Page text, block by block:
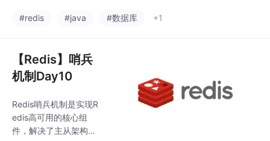
提升系统稳定性，特别
据冗余备份和读写分离
阶段：连接建立、数据
同步（全量/部分）和命
令传播。全量同步通过
而部分同步则利用复制
缓冲区减少开销。配置
可通过配置文件或命令
#redis #java #数据库 +1
【Redis】哨兵
机制Day10
Redis哨兵机制是实现R
edis高可用的核心组
件，解决了主从架构中